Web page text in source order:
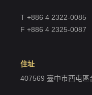
T +886 4 2322-0085
F +886 4 2325-0087
住址
407569 臺中市西屯區